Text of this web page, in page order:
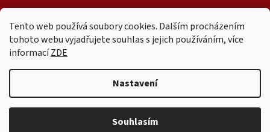
Tento web používá soubory cookies. Dalším procházením
tohoto webu vyjadřujete souhlas s jejich používáním, více
informacíZDE
Nastavení
Souhlasím
Copyright 2026Mr. Candy Bull. Všechna práva vyhrazena.Upravit
nastavení cookies